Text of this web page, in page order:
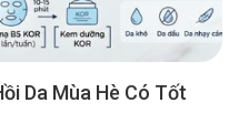
Da Mùa Hè Có Tốt